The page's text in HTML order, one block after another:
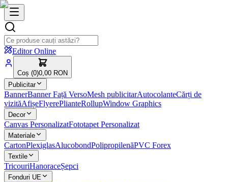
Editor Online
Coș (0)0,00 RON
Publicitar
BannerBanner Față VersoMesh publicitarAutocolanteCărți de
vizităAfișeFlyerePlianteRollupWindow Graphics
Decor
Canvas PersonalizatFototapet Personalizat
Materiale
CartonPlexiglasAlucobondPolipropilenăPVC Forex
Textile
TricouriHanoraceȘepci
Fonduri UE